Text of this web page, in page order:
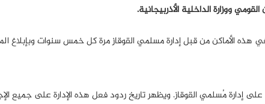
ووزارة الداخلية الأذربيجانية.
هذه الأماكن من قبل إدارة مسلمي القوقاز مرة كل خمس سنوات وبإبلاغ
إدارة مُسلمي القوقاز. ويظهر تاريخ ردود فعل هذه الإدارة على جميع